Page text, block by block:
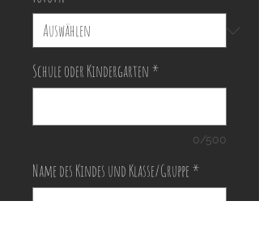
Schule oder Kindergarten *
0/500
Name des Kindes und Klasse/Gruppe *